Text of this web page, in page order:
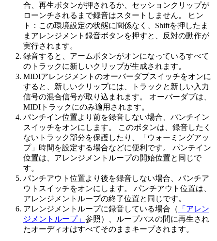
合、再生ボタンが押されるか、セッションクリップが
ローンチされるまで録音はスタートしません。 ヒン
ト：この環境設定の状態に関係なく、Shiftを押したま
まアレンジメント録音ボタンを押すと、反対の動作が
実行されます。
録音すると、アームボタンがオンになっているすべて
のトラックに新しいクリップが生成されます。
MIDIアレンジメントのオーバーダブスイッチをオンに
すると、新しいクリップには、トラックと新しい入力
信号の混合信号が取り込まれます。 オーバーダブは、
MIDIトラックにのみ適用されます。
パンチイン位置より前を録音しない場合、パンチイン
スイッチをオンにします。 このボタンは、録音したく
ないトラック部分を保護したり、「ウォーミングアッ
プ」時間を設定する場合などに便利です。 パンチイン
位置は、アレンジメントループの開始位置と同じで
す。
パンチアウト位置より後を録音しない場合、パンチア
ウトスイッチをオンにします。 パンチアウト位置は、
アレンジメントループの終了位置と同じです。
アレンジメントループに録音している場合（
「アレン
ジメントループ」 参照）、ループパスの間に再生され
たオーディオはすべてそのままキープされます。